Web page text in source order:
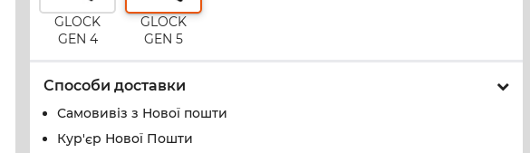
GLOCK
GEN 4
GLOCK
GEN 5
Способи доставки
Самовивіз з Нової пошти
Кур'єр Нової Пошти